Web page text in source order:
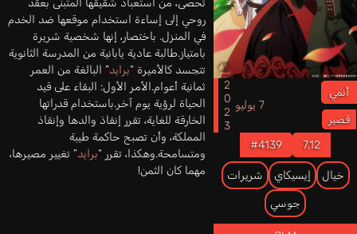
أنمي
قصير
7 يوليو 2023
7.12
#4139
خيال إيسيكاي شريرات
جوسي
روحي إلى إساءة استخدام موقعها ضد الخدم
في المنزل. باختصار، إنها شخصية شريرة
بامتياز.طالبة عادية يابانية من المدرسة الثانوية
تتجسد كالأميرة “برايد” البالغة من العمر
ثمانية أعوام.الأمر الأول: البقاء على قيد
الحياة لرؤية يوم آخر.باستخدام قدراتها
الخارقة للغاية، تقرر إنقاذ والدها وإنقاذ
المملكة، وأن تصبح حاكمة طيبة
ومتسامحة.وهكذا، تقرر “برايد” تغيير مصيرها،
مهما كان الثمن!